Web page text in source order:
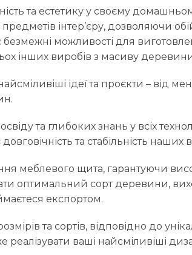
та естетику у своєму
інтер’єру, дозволяючи
можливості для
інших виробів з масиву
ідеї та проєкти – від
та глибоких знань у всіх
та стабільність наших
щита, гарантуючи
оптимальний сорт деревини,
експортом.
та сортів, відповідно до
ваші найсміливіші